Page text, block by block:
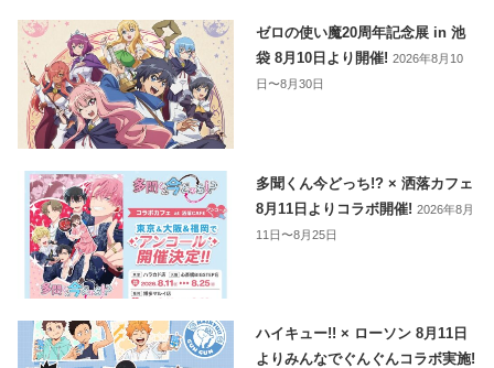
ゼロの使い魔20周年記念展 in 池
袋 8月10日より開催!2026年8月10
日〜8月30日
多聞くん今どっち!? × 洒落カフェ
8月11日よりコラボ開催!2026年8月
11日〜8月25日
ハイキュー!! × ローソン 8月11日
よりみんなでぐんぐんコラボ実施!